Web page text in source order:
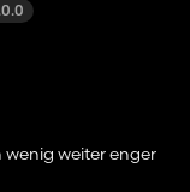
wenig weiter enger